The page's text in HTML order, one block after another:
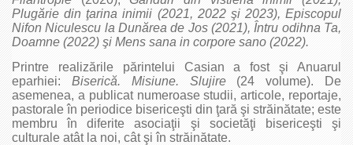
Plugărie din ţarina inimii (2021, 2022 şi 2023), Episcopul
Nifon Niculescu la Dunărea de Jos (2021), Întru odihna Ta,
Doamne (2022) şi Mens sana in corpore sano (2022).
Printre realizările părintelui Casian a fost şi Anuarul
eparhiei: Biserică. Misiune. Slujire(24 volume). De
asemenea, a publicat numeroase studii, articole, reportaje,
pastorale în periodice bisericeşti din ţară şi străinătate; este
membru în diferite asociaţii şi societăţi bisericeşti şi
culturale atât la noi, cât şi în străinătate.